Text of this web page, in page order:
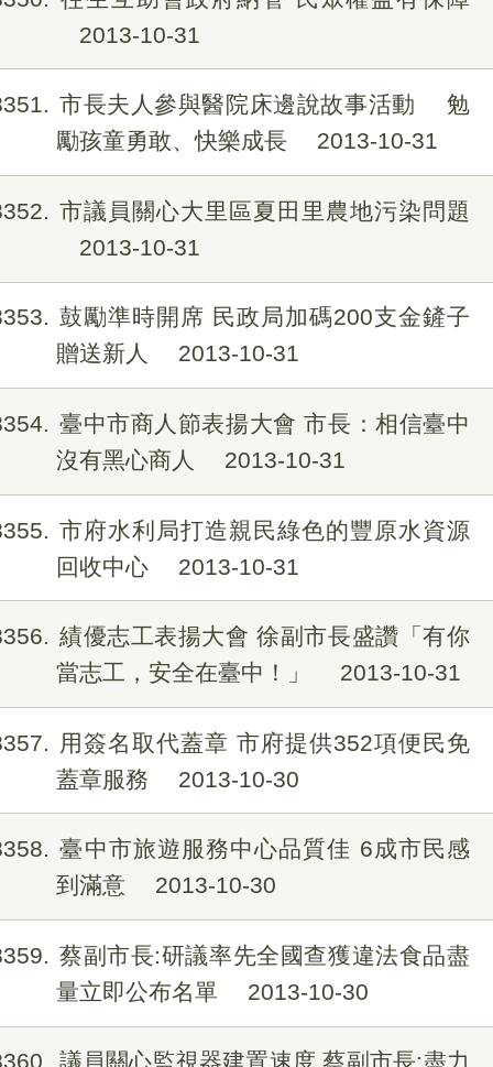
2013-10-31
市長夫人參與醫院床邊說故事活動 勉
勵孩童勇敢、快樂成長
2013-10-31
市議員關心大里區夏田里農地污染問題
2013-10-31
鼓勵準時開席 民政局加碼200支金鏟子
贈送新人
2013-10-31
臺中市商人節表揚大會 市長：相信臺中
沒有黑心商人
2013-10-31
市府水利局打造親民綠色的豐原水資源
回收中心
2013-10-31
績優志工表揚大會 徐副市長盛讚「有你
當志工，安全在臺中！」
2013-10-31
用簽名取代蓋章 市府提供352項便民免
蓋章服務
2013-10-30
臺中市旅遊服務中心品質佳 6成市民感
到滿意
2013-10-30
蔡副市長:研議率先全國查獲違法食品盡
量立即公布名單
2013-10-30
議員關心監視器建置速度 蔡副市長:盡力